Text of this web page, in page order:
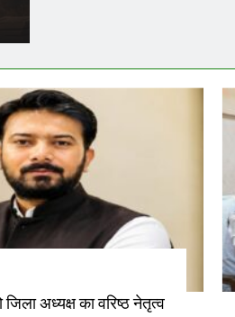
जरिए नियुक्त परिचालकों का भी ट्रांसफर हो
अध्यक्ष का वरिष्ठ नेतृत्व